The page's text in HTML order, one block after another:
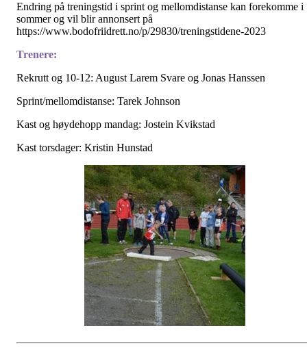
Endring på treningstid i sprint og mellomdistanse kan forekomme i
sommer og vil blir annonsert på
https://www.bodofriidrett.no/p/29830/treningstidene-2023
Trenere:
Rekrutt og 10-12: August Larem Svare og Jonas Hanssen
Sprint/mellomdistanse: Tarek Johnson
Kast og høydehopp mandag: Jostein Kvikstad
Kast torsdager: Kristin Hunstad